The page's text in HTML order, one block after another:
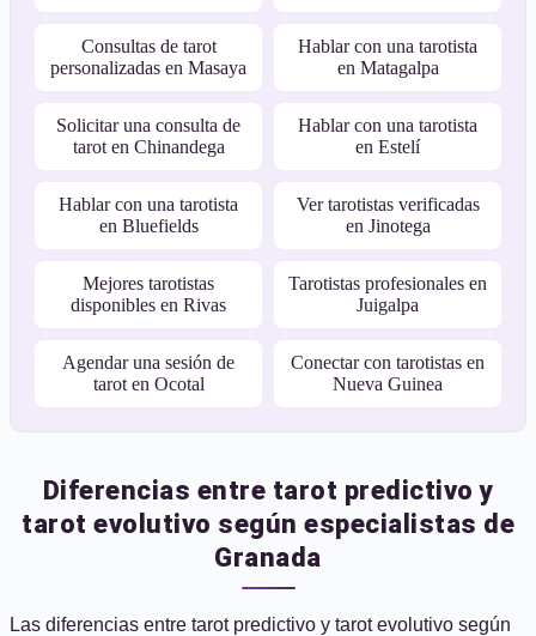
Consultas de tarot
personalizadas en Masaya
Hablar con una tarotista
en Matagalpa
Solicitar una consulta de
tarot en Chinandega
Hablar con una tarotista
en Estelí
Hablar con una tarotista
en Bluefields
Ver tarotistas verificadas
en Jinotega
Mejores tarotistas
disponibles en Rivas
Tarotistas profesionales en
Juigalpa
Agendar una sesión de
tarot en Ocotal
Conectar con tarotistas en
Nueva Guinea
Diferencias entre tarot predictivo y
tarot evolutivo según especialistas de
Granada
Las diferencias entre tarot predictivo y tarot evolutivo según